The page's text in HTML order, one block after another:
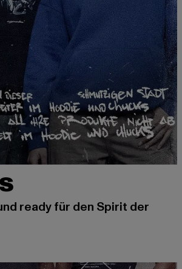
ready für den Spirit der